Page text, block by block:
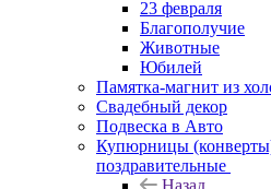
23 февраля
Благополучие
Животные
Юбилей
Памятка-магнит из
Свадебный декор
Подвеска в Авто
Купюрницы
поздравительные
Назад